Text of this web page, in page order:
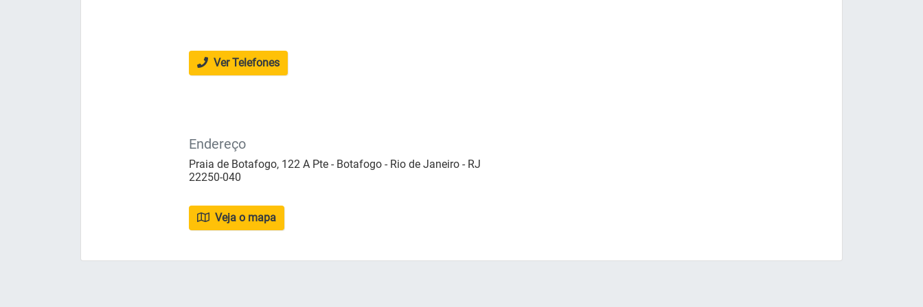
Ver Telefones
Endereço
Praia de Botafogo, 122 A Pte - Botafogo - Rio de Janeiro - RJ
22250-040
Veja o mapa